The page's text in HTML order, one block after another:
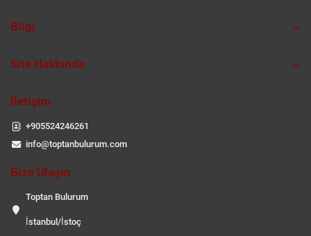
Bilgi
Site Hakkında
İletişim
+905524246261
info@toptanbulurum.com
Bize Ulaşın
Toptan Bulurum
İstanbul/İstoç